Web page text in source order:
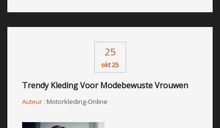
25
okt 25
Trendy Kleding Voor Modebewuste Vrouwen
Auteur : Motorkleding-Online